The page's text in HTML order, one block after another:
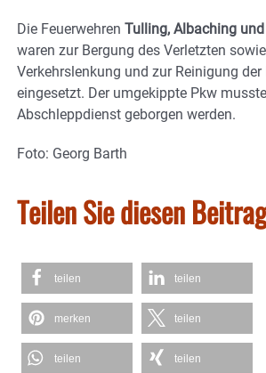
Die Feuerwehren Tulling, Albaching
waren zur Bergung des Verletzten
Verkehrslenkung und zur Reinigung der
eingesetzt. Der umgekippte Pkw
Abschleppdienst geborgen werden.
Foto: Georg Barth
Teilen Sie diesen
teilen teilen
merken teilen
teilen teilen